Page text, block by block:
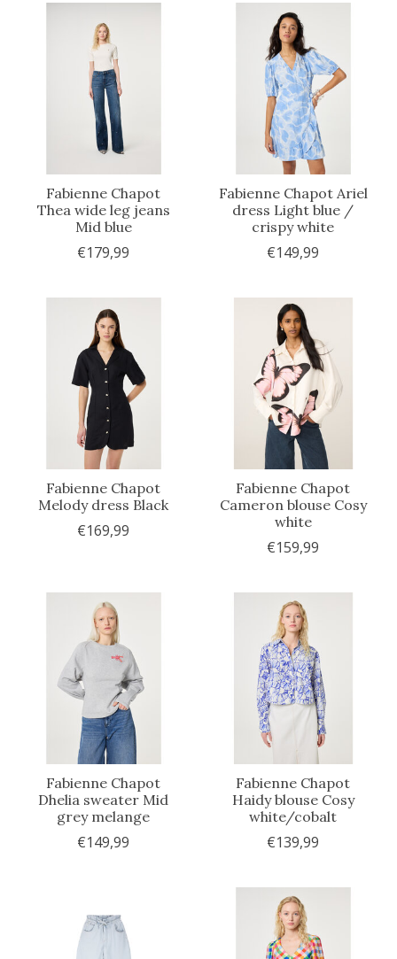
Fabienne Chapot
Thea wide leg jeans
Mid blue
€179,99
Fabienne Chapot Ariel
dress Light blue /
crispy white
€149,99
Fabienne Chapot
Melody dress Black
€169,99
Fabienne Chapot
Cameron blouse Cosy
white
€159,99
Fabienne Chapot
Dhelia sweater Mid
grey melange
€149,99
Fabienne Chapot
Haidy blouse Cosy
white/cobalt
€139,99